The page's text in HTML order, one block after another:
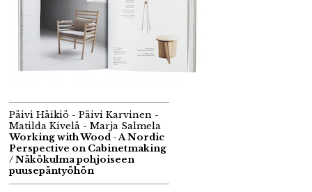
Päivi Häikiö - Päivi Karvinen -
Matilda Kivelä - Marja Salmela
Working with Wood - A Nordic
Perspective on Cabinetmaking
/ Näkökulma pohjoiseen
puusepäntyöhön